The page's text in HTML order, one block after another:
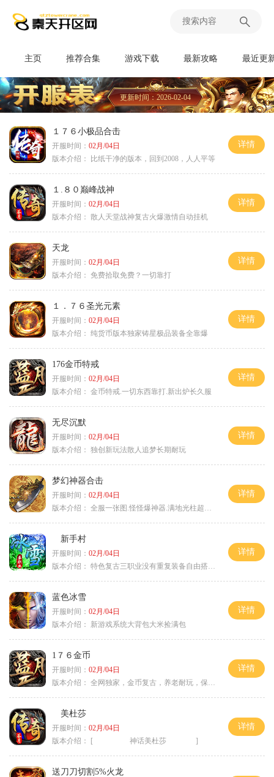
主页 推荐合集 游戏下载 最新攻略 最近更
更新时间：2026-02-04
１７６小极品合击
开服时间： 02月/04日
版本介绍：
比纸干净的版本，回到2008，人人平等
详情
１.８０巅峰战神
开服时间： 02月/04日
版本介绍： 散人天堂战神复古火爆激情自动挂机
详情
天龙
开服时间： 02月/04日
版本介绍： 免费拾取免费？一切靠打
详情
１．７６圣光元素
开服时间： 02月/04日
版本介绍： 纯货币版本独家铸星极品装备全靠爆
详情
176金币特戒
开服时间： 02月/04日
版本介绍： 金币特戒.一切东西靠打.新出炉长久服
详情
无尽沉默
开服时间： 02月/04日
版本介绍： 独创新玩法散人追梦长期耐玩
详情
梦幻神器合击
开服时间： 02月/04日
版本介绍： 全服一张图.怪怪爆神器.满地光柱超激情
详情
新手村
开服时间： 02月/04日
版本介绍： 特色复古三职业没有重复装备自由搭配私
详情
蓝色冰雪
开服时间： 02月/04日
版本介绍：
新游戏系统大背包大米捡满包
详情
1７６金币
开服时间： 02月/04日
版本介绍： 全网独家，金币复古，养老耐玩，保底回収
详情
美杜莎
开服时间： 02月/04日
版本介绍：
[ 神话美杜莎 ]
详情
送刀刀切割5%火龙